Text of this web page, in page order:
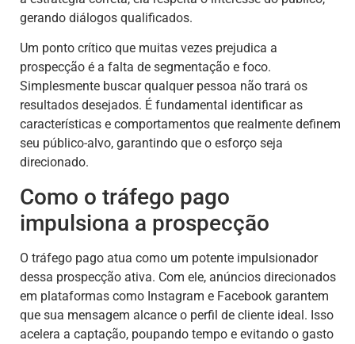
gerando diálogos qualificados.
Um ponto crítico que muitas vezes prejudica a
prospecção é a falta de segmentação e foco.
Simplesmente buscar qualquer pessoa não trará os
resultados desejados. É fundamental identificar as
características e comportamentos que realmente definem
seu público-alvo, garantindo que o esforço seja
direcionado.
Como o tráfego pago
impulsiona a prospecção
O tráfego pago atua como um potente impulsionador
dessa prospecção ativa. Com ele, anúncios direcionados
em plataformas como Instagram e Facebook garantem
que sua mensagem alcance o perfil de cliente ideal. Isso
acelera a captação, poupando tempo e evitando o gasto